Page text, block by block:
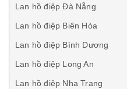
Lan hồ điệp Đà Nẵng
Lan hồ điệp Biên Hòa
Lan hồ điệp Bình Dương
Lan hồ điệp Long An
Lan hồ điệp Nha Trang